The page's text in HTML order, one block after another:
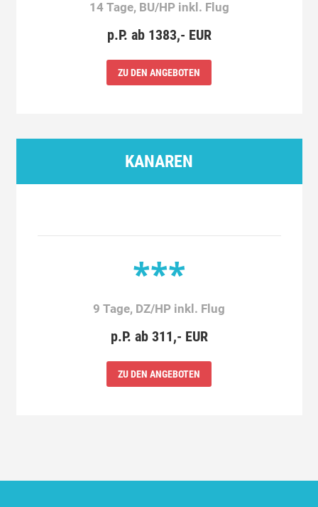
14 Tage, BU/HP inkl. Flug
p.P. ab 1383,- EUR
ZU DEN ANGEBOTEN
KANAREN
***
9 Tage, DZ/HP inkl. Flug
p.P. ab 311,- EUR
ZU DEN ANGEBOTEN